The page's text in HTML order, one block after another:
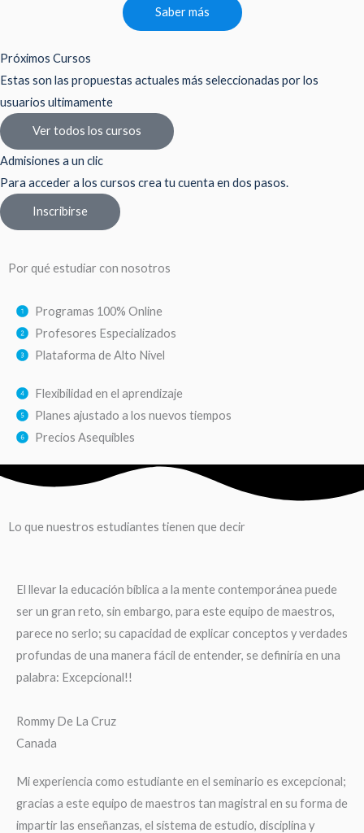
Saber más
Próximos Cursos
Estas son las propuestas actuales más seleccionadas por los
usuarios ultimamente
Ver todos los cursos
Admisiones a un clic
Para acceder a los cursos crea tu cuenta en dos pasos.
Inscribirse
Por qué estudiar con nosotros
Programas 100% Online
Profesores Especializados
Plataforma de Alto Nivel
Flexibilidad en el aprendizaje
Planes ajustado a los nuevos tiempos
Precios Asequibles
Lo que nuestros estudiantes tienen que decir
El llevar la educación bíblica a la mente contemporánea puede
ser un gran reto, sin embargo, para este equipo de maestros,
parece no serlo; su capacidad de explicar conceptos y verdades
profundas de una manera fácil de entender, se definiría en una
palabra: Excepcional!!
Rommy De La Cruz
Canada
Mi experiencia como estudiante en el seminario es excepcional;
gracias a este equipo de maestros tan magistral en su forma de
impartir las enseñanzas, el sistema de estudio, disciplina y